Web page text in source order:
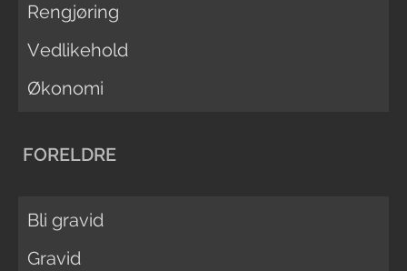
Rengjøring
Vedlikehold
Økonomi
FORELDRE
Bli gravid
Gravid